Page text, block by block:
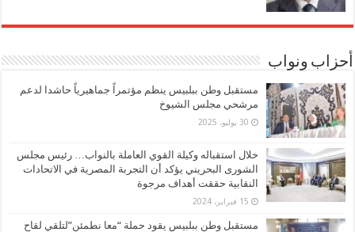
أحزاب ونواب
مستقبل وطن ببلبيس ينظم مؤتمراً جماهيرياً حاشدا لدعم
مرشحي مجلس الشيوخ
30 يوليو، 2025
خلال استقباله وكيلة القوي العاملة بالنواب… رئيس مجلس
الشورى البحريني يؤكد أن التجربة المصرية في الاتحادات
النقابية حققت أهداف مرجوة
15 فبراير، 2024
مستقبل وطن ببلبيس يقود حملة “معا نطمئن”لتلقي لقاح